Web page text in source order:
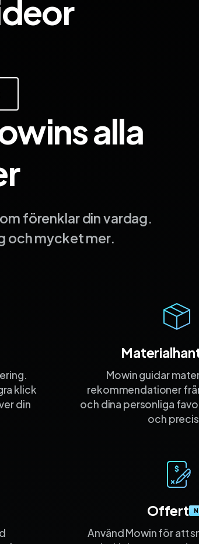
alla
förenklar din vardag.
och mycket mer.
klick
din
Mowin guidar
rekommen­dationer
och dina personliga
och
Offert
Använd Mowin för att